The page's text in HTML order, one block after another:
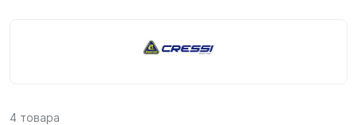
Бассейн
4 товара